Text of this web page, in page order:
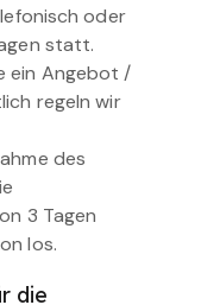
oder
statt.
ein Angebot /
regeln wir
des
3 Tagen
los.
die